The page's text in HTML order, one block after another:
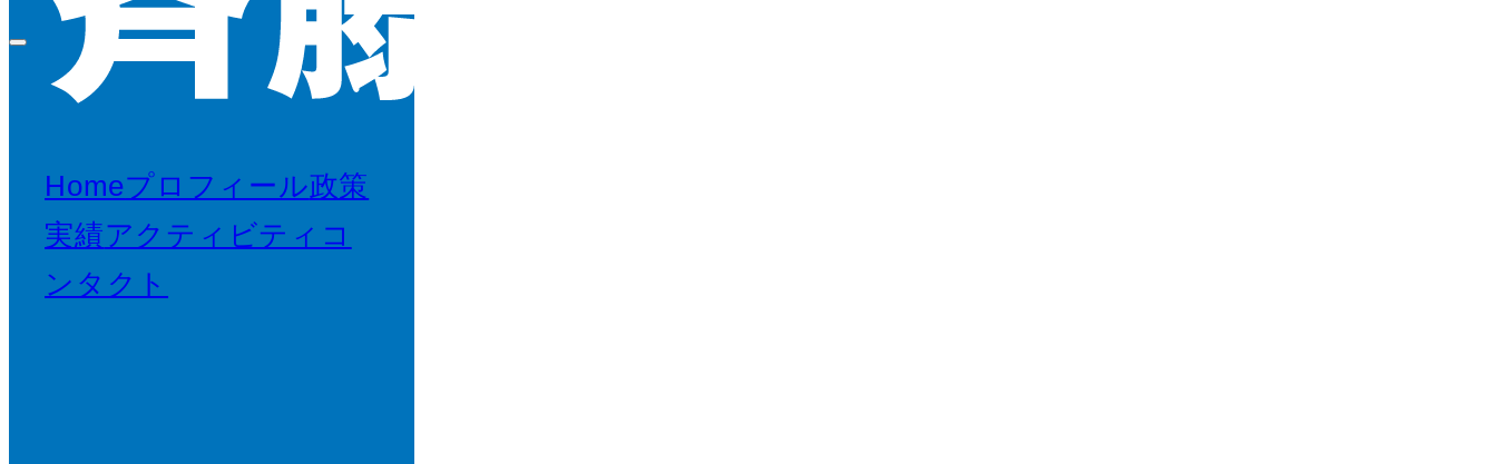
Homeプロフィール政策
実績アクティビティ コ
ンタクト